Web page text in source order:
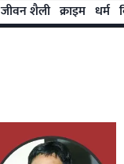
जीवन शैली क्राइम धर्म